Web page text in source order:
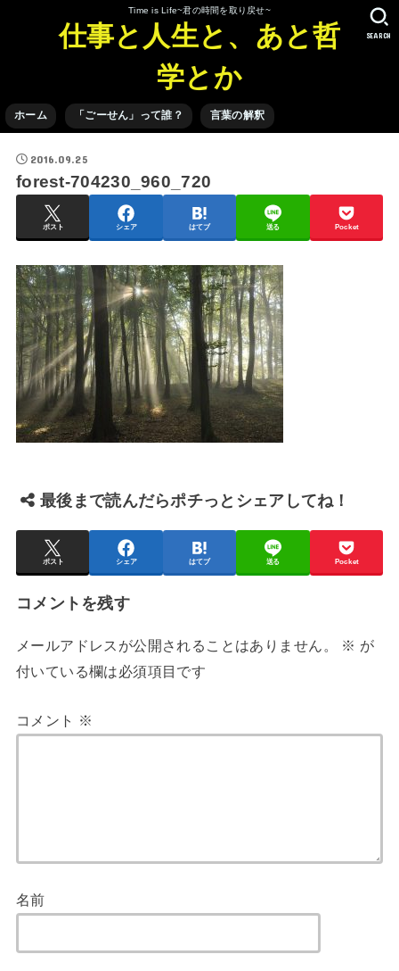
Time is Life~君の時間を取り戻せ~
仕事と人生と、あと哲
学とか
ホーム 「ごーせん」って誰？ 言葉の解釈
SEARCH
2016.09.25
forest-704230_960_720
ポスト シェア はてブ 送る Pocket
最後まで読んだらポチっとシェアしてね！
ポスト シェア はてブ 送る Pocket
コメントを残す
メールアドレスが公開されることはありません。 ※ が
付いている欄は必須項目です
コメント ※
名前